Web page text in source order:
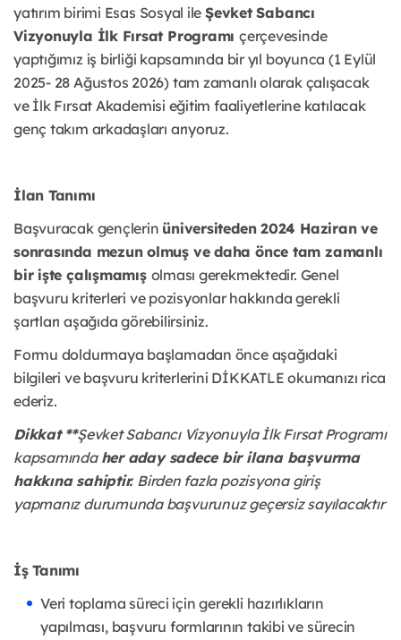
yatırım birimi Esas Sosyal ileŞevket Sabancı
Vizyonuyla İlk Fırsat Programıçerçevesinde
yaptığımız iş birliği kapsamında bir yıl boyunca (1 Eylül
2025- 28 Ağustos 2026) tam zamanlı olarak çalışacak
ve İlk Fırsat Akademisi eğitim faaliyetlerine katılacak
genç takım arkadaşları arıyoruz.
İlan Tanımı
Başvuracak gençlerin üniversiteden 2024 Haziran ve
sonrasında mezun olmuş ve daha önce tam zamanlı
bir işte çalışmamış olması gerekmektedir. Genel
başvuru kriterleri ve pozisyonlar hakkında gerekli
şartları aşağıda görebilirsiniz.
Formu doldurmaya başlamadan önce aşağıdaki
bilgileri ve başvuru kriterlerini DİKKATLE okumanızı rica
ederiz.
Dikkat **Şevket Sabancı Vizyonuyla İlk Fırsat Programı
kapsamında her aday sadece bir ilana başvurma
hakkına sahiptir. Birden fazla pozisyona giriş
yapmanız durumunda başvurunuz geçersiz sayılacaktır
İş Tanımı
Veri toplama süreci için gerekli hazırlıkların
yapılması, başvuru formlarının takibi ve sürecin